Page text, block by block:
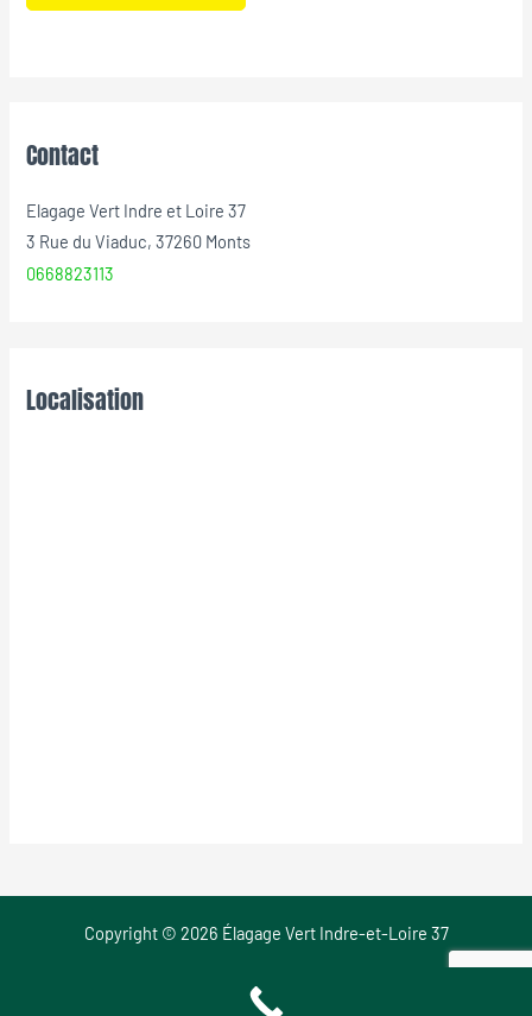
Contact
Elagage Vert Indre et Loire 37
3 Rue du Viaduc, 37260 Monts
0668823113
Localisation
Copyright © 2026 Élagage Vert Indre-et-Loire 37